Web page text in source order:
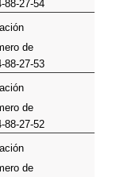
88-27-54
de
88-27-53
de
88-27-52
de